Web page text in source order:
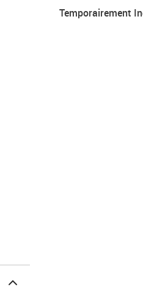
Temporairement